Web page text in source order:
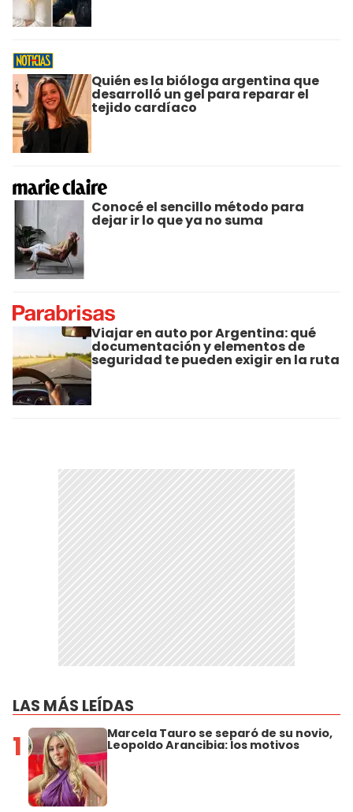
Quién es la bióloga argentina que
desarrolló un gel para reparar el
tejido cardíaco
Conocé el sencillo método para
dejar ir lo que ya no suma
Viajar en auto por Argentina: qué
documentación y elementos de
seguridad te pueden exigir en la ruta
LAS MÁS LEÍDAS
1 Marcela Tauro se separó de su novio,
Leopoldo Arancibia: los motivos